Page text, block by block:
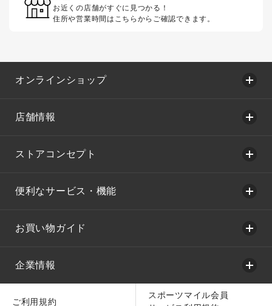
お近くの店舗がすぐに見つかる！
住所や営業時間はこちらからご確認できます。
オンラインショップ
店舗情報
ストアコンセプト
便利なサービス・機能
お買い物ガイド
企業情報
ご利用規約
スポーツマイル会員